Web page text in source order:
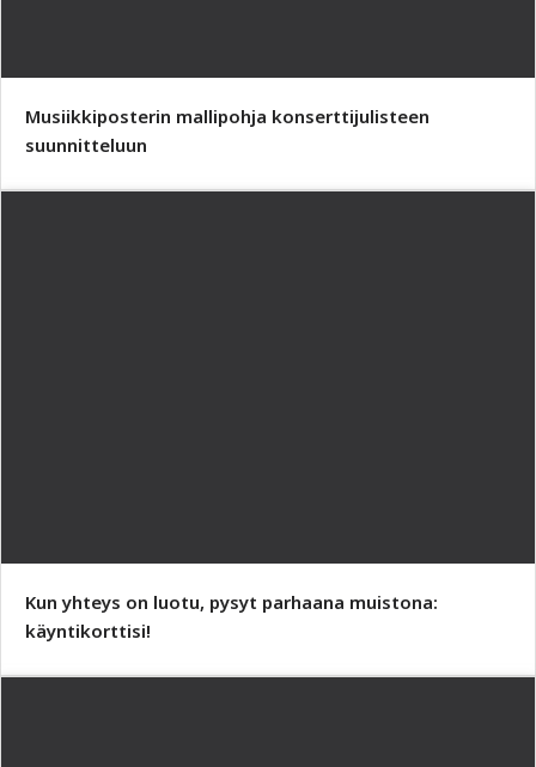
Musiikkiposterin mallipohja konserttijulisteen
suunnitteluun
Kun yhteys on luotu, pysyt parhaana muistona:
käyntikorttisi!